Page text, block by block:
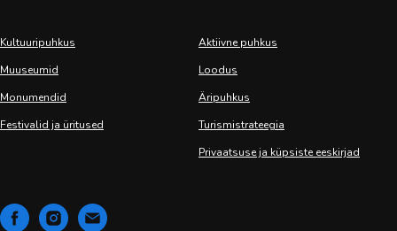
Kultuuripuhkus
Muuseumid
Monumendid
Festivalid ja üritused
Aktiivne puhkus
Loodus
Äripuhkus
Turismistrateegia
Privaatsuse ja küpsiste eeskirjad